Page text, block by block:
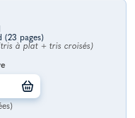
(23 pages)
à plat + tris croisés)